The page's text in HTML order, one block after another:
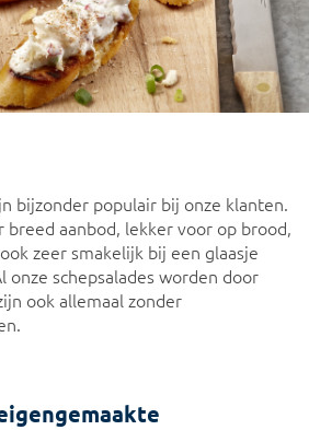
bijzonder populair bij onze klanten.
breed aanbod, lekker voor op brood,
zeer smakelijk bij een glaasje
onze schepsalades worden door
ook allemaal zonder